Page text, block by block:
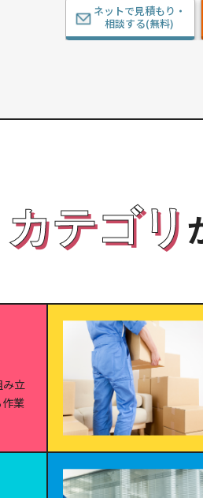
ネットで見積もり・
相談する(無料)
カテゴリ
立
業